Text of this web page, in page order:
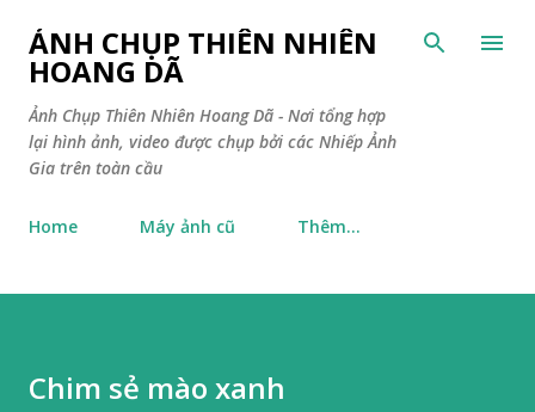
Chuyển đến nội dung chính
ẢNH CHỤP THIÊN NHIÊN
HOANG DÃ
Ảnh Chụp Thiên Nhiên Hoang Dã - Nơi tổng hợp
lại hình ảnh, video được chụp bởi các Nhiếp Ảnh
Gia trên toàn cầu
Home Máy ảnh cũ Thêm…
Chim sẻ mào xanh